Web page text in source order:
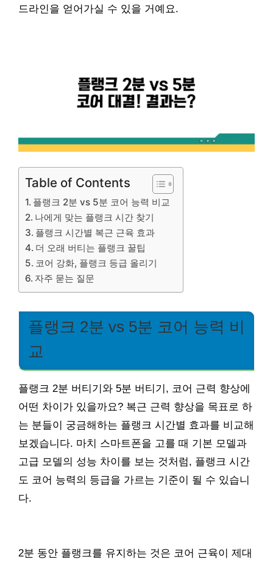
드라인을 얻어가실 수 있을 거예요.
Table of Contents
플랭크 2분 vs 5분 코어 능력 비교
나에게 맞는 플랭크 시간 찾기
플랭크 시간별 복근 근육 효과
더 오래 버티는 플랭크 꿀팁
코어 강화, 플랭크 등급 올리기
자주 묻는 질문
플랭크 2분 vs 5분 코어 능력 비
교
플랭크 2분 버티기와 5분 버티기, 코어 근력 향상에
어떤 차이가 있을까요? 복근 근력 향상을 목표로 하
는 분들이 궁금해하는 플랭크 시간별 효과를 비교해
보겠습니다. 마치 스마트폰을 고를 때 기본 모델과
고급 모델의 성능 차이를 보는 것처럼, 플랭크 시간
도 코어 능력의 등급을 가르는 기준이 될 수 있습니
다.
2분 동안 플랭크를 유지하는 것은 코어 근육이 제대